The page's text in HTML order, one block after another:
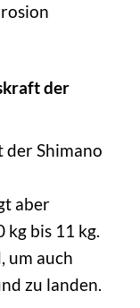
der
der Shimano
aber
bis 11 kg.
um auch
zu landen.